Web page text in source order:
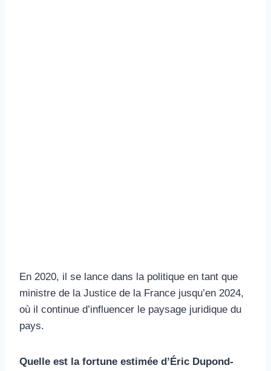
En 2020, il se lance dans la politique en tant que
ministre de la Justice de la France jusqu’en 2024,
où il continue d’influencer le paysage juridique du
pays.
Quelle est la fortune estimée d’Éric Dupond-